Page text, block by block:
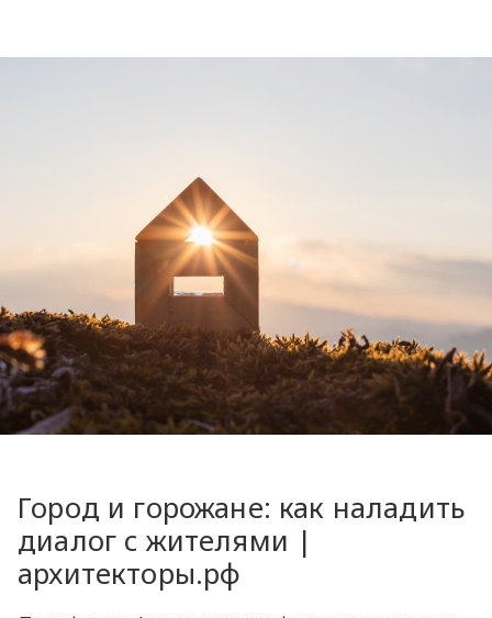
​Город и горожане: как наладить
диалог с жителями |
архитекторы.рф ​